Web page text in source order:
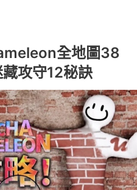
全地圖38
攻守12秘訣